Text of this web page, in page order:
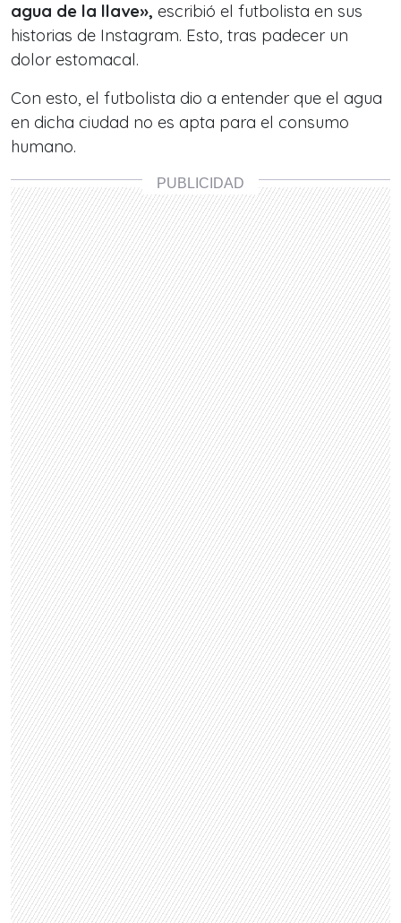
agua de la llave», escribió el futbolista en sus
historias de Instagram. Esto, tras padecer un
dolor estomacal.
Con esto, el futbolista dio a entender que el agua
en dicha ciudad no es apta para el consumo
humano.